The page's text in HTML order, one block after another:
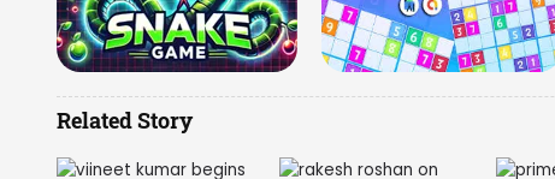
Related Story